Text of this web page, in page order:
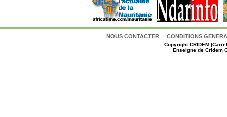
NOUS CONTACTER CONDITIONS
CopyrightCRIDEM
Enseigne de Cridem